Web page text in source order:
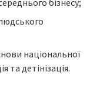
національної
та детінізація.